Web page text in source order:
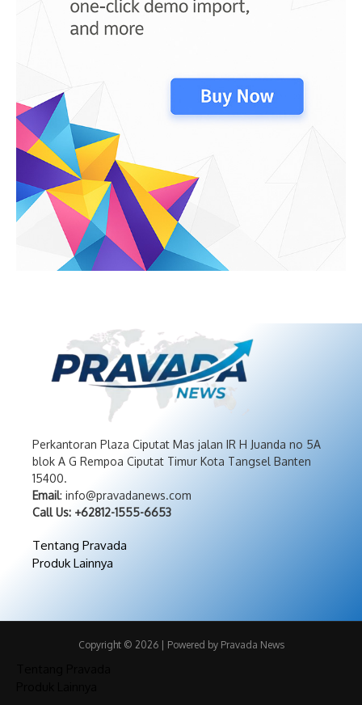
Perkantoran Plaza Ciputat Mas jalan IR H Juanda no 5A
blok A G Rempoa Ciputat Timur Kota Tangsel Banten
15400.
Email: info@pravadanews.com
Call Us: +62812-1555-6653
Tentang Pravada
Produk Lainnya
Copyright © 2026 | Powered by Pravada News